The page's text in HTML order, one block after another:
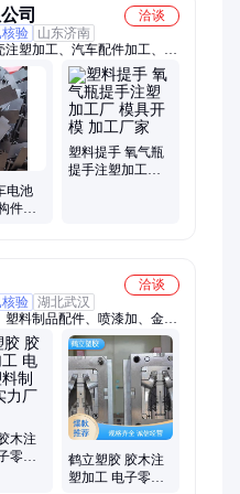
司
洽谈
验
山东济南
塑加工、汽车配件加工、胶
电池
件大
塑料提手 氧气瓶
提手注塑加工厂
洽谈
验 湖北武汉
料制品配件、喷漆加、金塑
表面印花、材质塑料、五金冲
金、武 汉喷漆、聚四氟乙
表面热浸锌打砂、耐低温型钢
木注
零件
鹤立塑胶 胶木注
塑加工 电子零件